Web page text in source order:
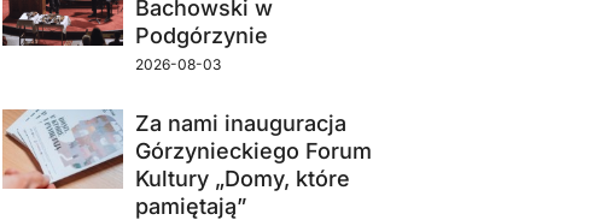
Bachowski w
Podgórzynie
2026-08-03
Za nami inauguracja
Górzynieckiego Forum
Kultury „Domy, które
pamiętają”